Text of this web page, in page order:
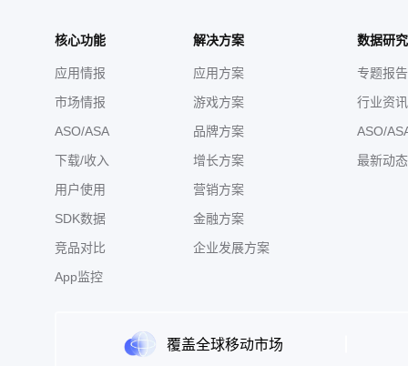
核心功能
应用情报
市场情报
ASO/ASA
下载/收入
用户使用
SDK数据
竞品对比
App监控
解决方案
应用方案
游戏方案
品牌方案
增长方案
营销方案
金融方案
企业发展方案
数据研
专题报告
行业资讯
ASO/
最新动态
覆盖全球移动市场